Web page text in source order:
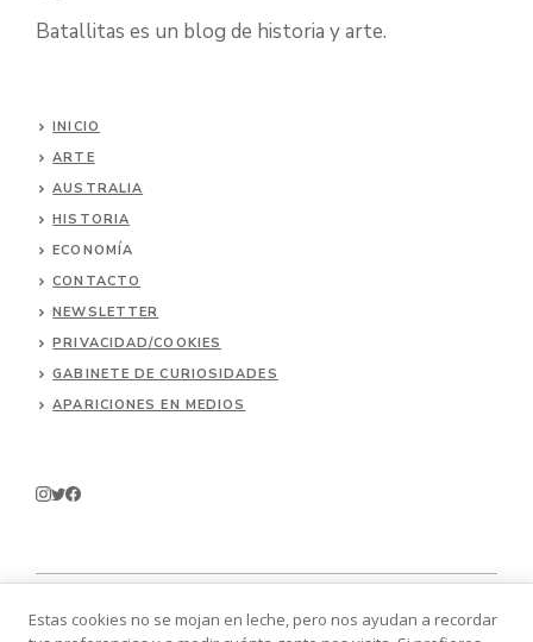
Batallitas es un blog de historia y arte.
INICIO
ARTE
AUSTRALIA
HISTORIA
ECONOMÍA
CONTACTO
NEWSLETTER
PRIVACIDAD/COOKIES
GABINETE DE CURIOSIDADES
APARICIONES EN MEDIOS
Estas cookies no se mojan en leche, pero nos ayudan a recordar